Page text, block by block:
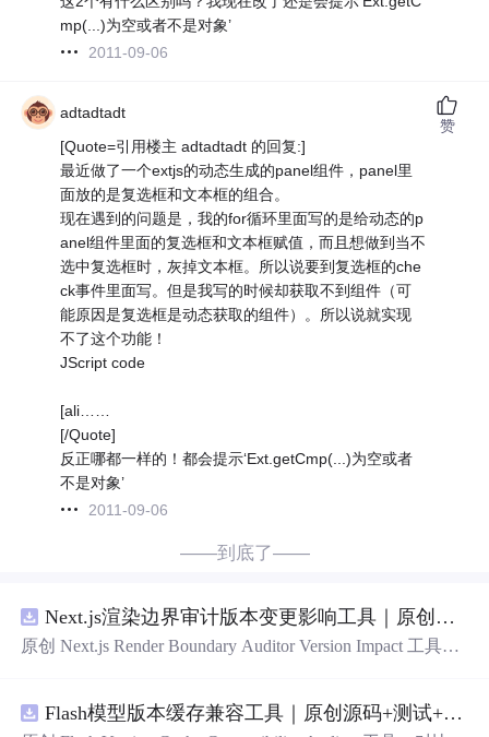
mp(...)为空或者不是对象’
2011-09-06
adtadtadt
[Quote=引用楼主 adtadtadt 的回复:]
最近做了一个extjs的动态生成的panel组件，panel里
面放的是复选框和文本框的组合。
现在遇到的问题是，我的for循环里面写的是给动态的p
anel组件里面的复选框和文本框赋值，而且想做到当不
选中复选框时，灰掉文本框。所以说要到复选框的che
ck事件里面写。但是我写的时候却获取不到组件（可
能原因是复选框是动态获取的组件）。所以说就实现
不了这个功能！
JScript code
[ali……
[/Quote]
反正哪都一样的！都会提示‘Ext.getCmp(...)为空或者
不是对象’
2011-09-06
赞
——到底了——
Next.js渲染边界审计版本变更影响工具｜原创源码+测试+离线报告
原创 Next.js Render Boundary Auditor Version Impact 工具，
入约定、规则参数、结果结构和风险项，识别变更影响。Flash模型版本缓存兼容工具｜原创源码+测试+离线报告